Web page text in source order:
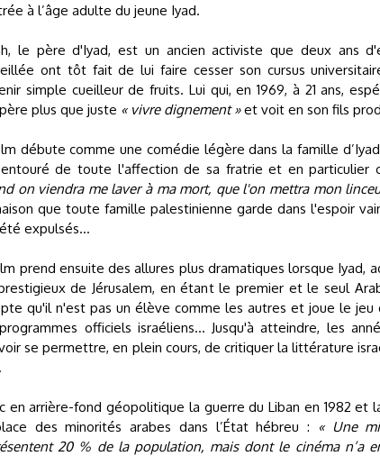
à l’âge adulte du jeune Iyad.
le père d'Iyad, est un ancien activiste que deux ans
ont tôt fait de lui faire cesser son cursus
simple cueilleur de fruits. Lui qui, en 1969, à 21 ans,
plus que juste « vivre dignement »et voit en son fils
débute comme une comédie légère dans la famille
de toute l'affection de sa fratrie et en particulier
on viendra me laver à ma mort, que l'on mettra mon
que toute famille palestinienne garde dans l'espoir
expulsés...
prend ensuite des allures plus dramatiques lorsque Iyad,
de Jérusalem, en étant le premier et le seul
qu'il n'est pas un élève comme les autres et joue le
officiels israéliens... Jusqu'à atteindre, les
se permettre, en plein cours, de critiquer la littérature
en arrière-fond géopolitique la guerre du Liban en 1982 et
des minorités arabes dans l’État hébreu :
« Une
20 % de la population, mais dont le cinéma n’a